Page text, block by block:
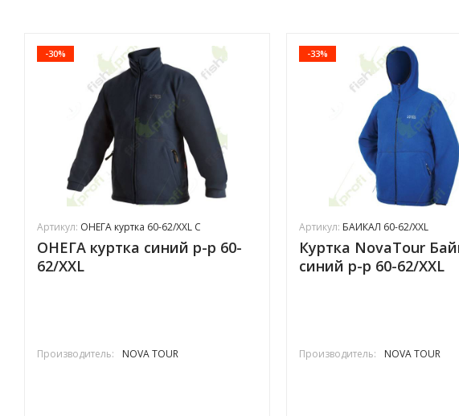
-30%
Артикул: ОНЕГА куртка 60-62/XXL С
ОНЕГА куртка синий р-р 60-
62/XXL
Производитель: NOVA TOUR
-33%
Артикул: БАЙКАЛ 60-62/XXL
Куртка NovaTour
синий р-р 60-62/XXL
Производитель: NOVA TOUR